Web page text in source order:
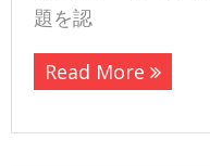
題を認
Read More